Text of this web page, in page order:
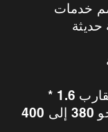
خدمات
* مساحة المشروع تقارب 1.6
مليون متر مربع (نحو 380 إلى 400